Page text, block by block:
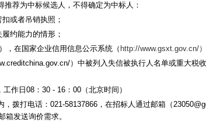
荐为中标候选人，不得确定为中标人：
或者吊销执照；
约能力的情形；
，在国家企业信用信息公示系统（ http://www.gsxt.gov.cn/
）中被列入失信被执行人名单或重大税
工作日08 ： 30 - 16 ： 00 （北京时间）
，拨打电话： 021-58137866 ，在招标人通过邮箱（
发送询价需求。